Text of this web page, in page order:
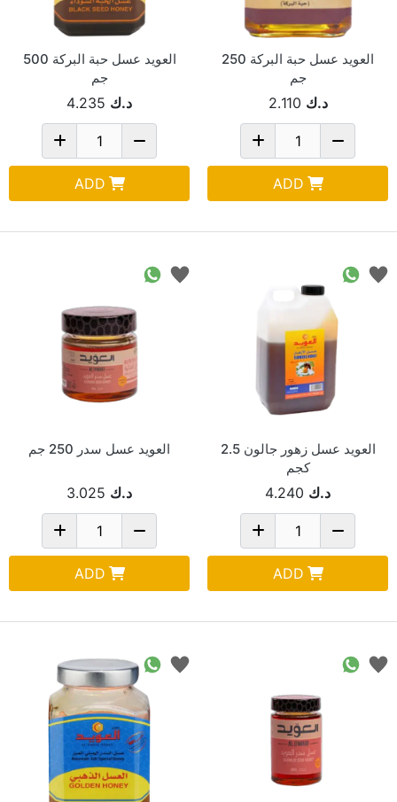
العويد عسل حبة البركة 250
جم
د.ك 2.110
ADD
العويد عسل حبة البركة 500
جم
د.ك 4.235
ADD
العويد عسل زهور جالون 2.5
كجم
د.ك 4.240
ADD
العويد عسل سدر 250 جم
د.ك 3.025
ADD